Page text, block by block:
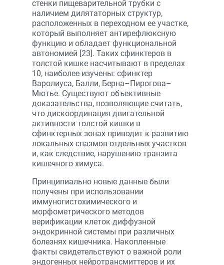
стенки пищеварительной трубки с
наличием дилятаторных структур,
расположенных в переходном ее участке,
который выполняет антирефлюксную
функцию и обладает функциональной
автономией [23]. Таких сфинктеров в
толстой кишке насчитывают в пределах
10, наиболее изучены: сфинктер
Варолиуса, Балли, Берна–Пирогова–
Мютье. Существуют объективные
доказательства, позволяющие считать,
что дискоординация двигательной
активности толстой кишки в
сфинктерных зонах приводит к развитию
локальных спазмов отдельных участков
и, как следствие, нарушению транзита
кишечного химуса.
Принципиально новые данные были
получены при использовании
иммуногистохимического и
морфометрического методов
верификации клеток диффузной
эндокринной системы при различных
болезнях кишечника. Накопленные
факты свидетельствуют о важной роли
эндогенных нейротрансмиттеров и их